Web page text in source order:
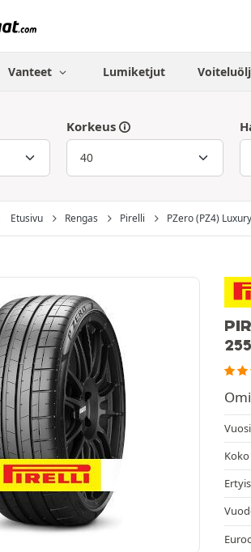
Vanteet Lumiketjut
Korkeus
Etusivu Rengas Pirelli PZero (PZ4) Luxury
Koko